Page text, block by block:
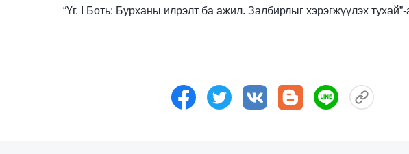
“Үг. I Боть: Бурханы илрэлт ба ажил. Залбирлыг хэрэгжүүлэх